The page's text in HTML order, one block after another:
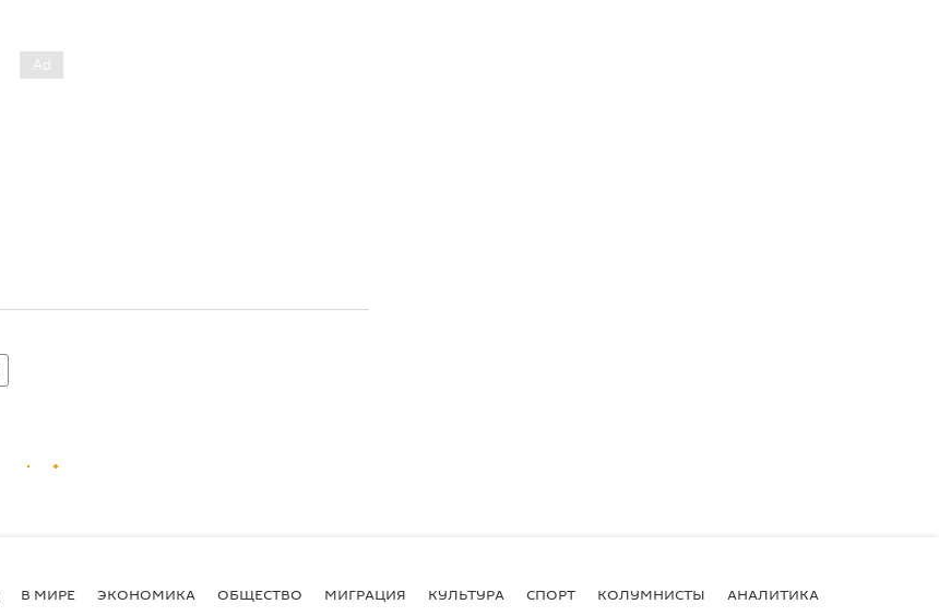
В МИРЕ ЭКОНОМИКА ОБЩЕСТВО МИГРАЦИЯ КУЛЬТУРА СПОРТ КОЛУМНИСТЫ АНАЛИТИКА